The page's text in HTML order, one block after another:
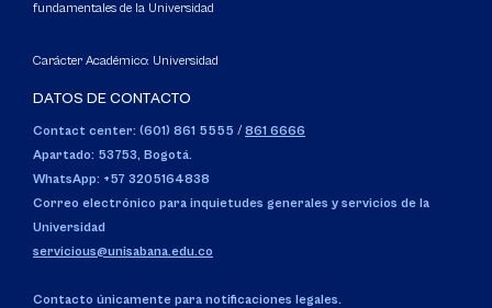
fundamentales de la Universidad
Carácter Académico: Universidad
DATOS DE CONTACTO
Contact center: (601) 861 5555 / 861 6666
Apartado: 53753, Bogotá.
WhatsApp: +57 3205164838
Correo electrónico para inquietudes generales y servicios de la
Universidad
servicious@unisabana.edu.co
Contacto únicamente para notificaciones legales.